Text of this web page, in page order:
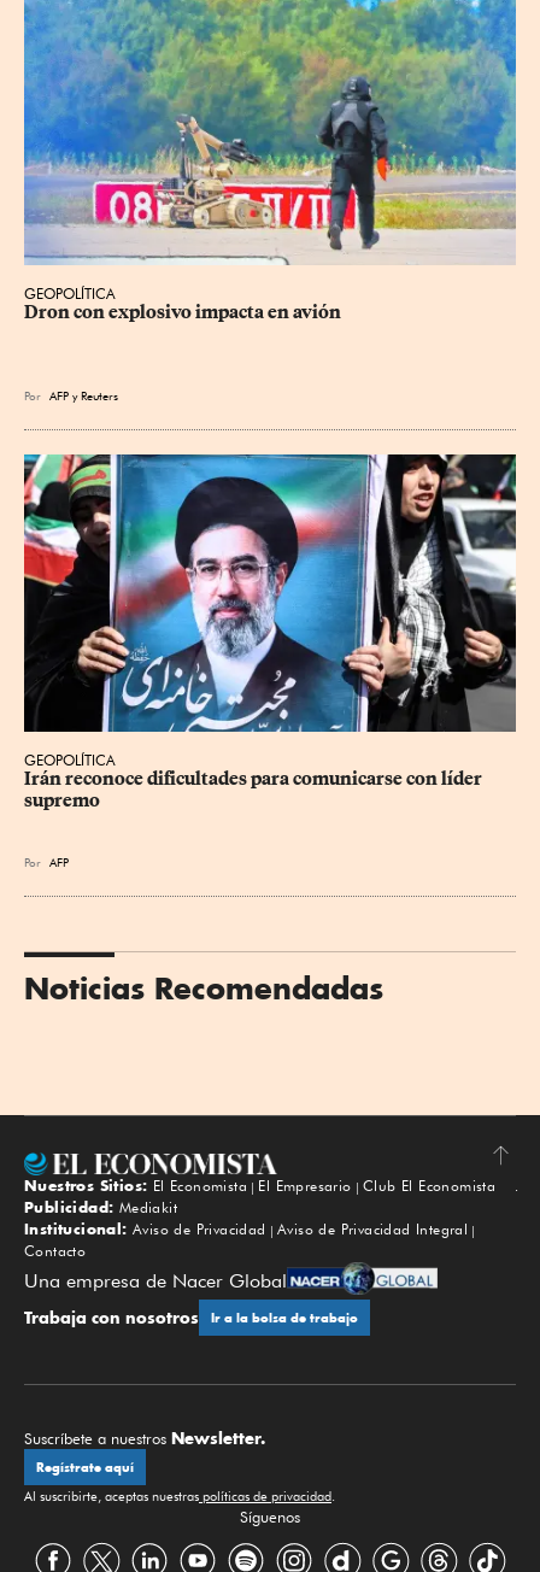
GEOPOLÍTICA
Dron con explosivo impacta en avión
Por AFP yReuters
GEOPOLÍTICA
Irán reconoce dificultades para comunicarse con líder
supremo
Por AFP
Noticias Recomendadas
Subir
Nuestros Sitios: El Economista El Empresario
Club El Economista
Publicidad: Mediakit
Institucional: Aviso de Privacidad
Aviso de Privacidad Integral
Contacto
Una empresa de Nacer Global
Trabaja con nosotros Ir a la bolsa de trabajo
Suscríbete a nuestros Newsletter.
Regístrate aquí
Al suscribirte, aceptas nuestras políticas de privacidad.
Síguenos